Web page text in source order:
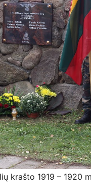
krašto 1919 – 1920